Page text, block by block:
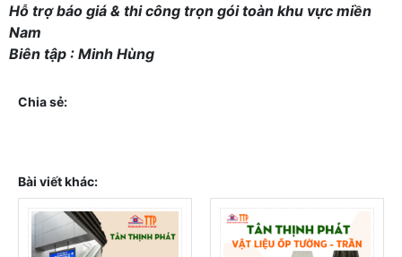
Hỗ trợ báo giá & thi công trọn gói toàn khu vực miền
Nam
Biên tập : Minh Hùng
Chia sẻ:
Bài viết khác: